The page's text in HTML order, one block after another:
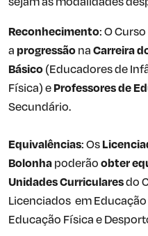
Reconhecimento: O
aprogressãonaCarreira
Básico(Educadores de
Física) eProfessores de
Secundário.
Equivalências: Os
Bolonhapoderãoobter
Unidades Curricularesdo
Licenciados em Educação
Educação Física e